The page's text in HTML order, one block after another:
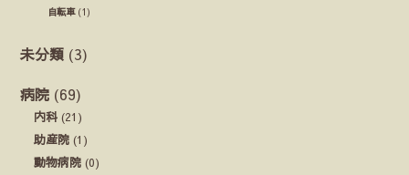
自転車(1)
未分類 (3)
病院 (69)
内科 (21)
助産院 (1)
動物病院 (0)